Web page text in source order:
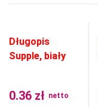
Długopis
Supple, biały
0.36 zł netto